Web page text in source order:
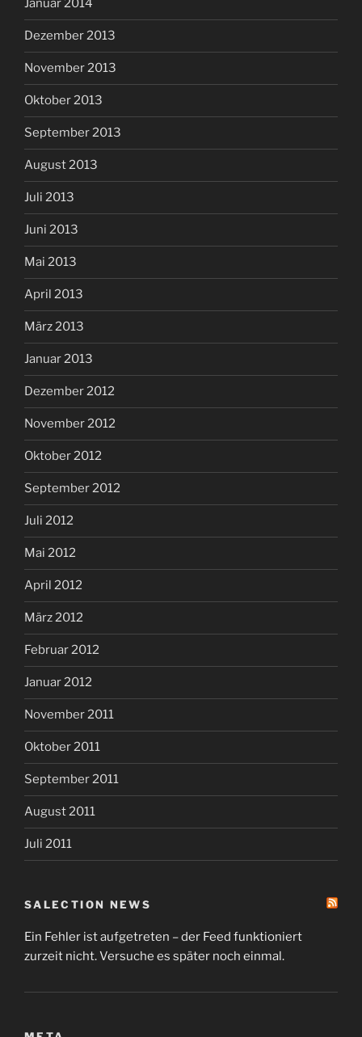
Januar 2014
Dezember 2013
November 2013
Oktober 2013
September 2013
August 2013
Juli 2013
Juni 2013
Mai 2013
April 2013
März 2013
Januar 2013
Dezember 2012
November 2012
Oktober 2012
September 2012
Juli 2012
Mai 2012
April 2012
März 2012
Februar 2012
Januar 2012
November 2011
Oktober 2011
September 2011
August 2011
Juli 2011
SALECTION NEWS
Ein Fehler ist aufgetreten – der Feed funktioniert
zurzeit nicht. Versuche es später noch einmal.